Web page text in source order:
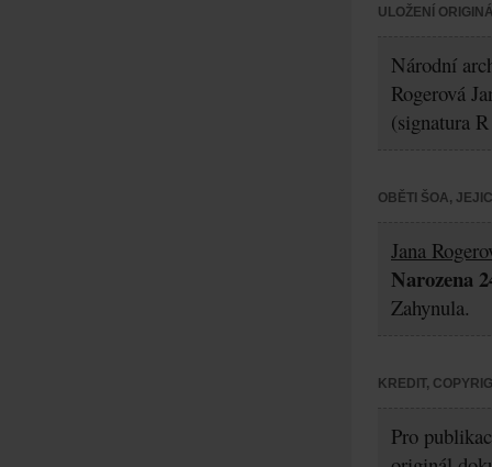
ULOŽENÍ
Národní
Rogerová
(signatura
OBĚTI ŠOA,
Jana
Narozena
Zahynula.
KREDIT,
Pro